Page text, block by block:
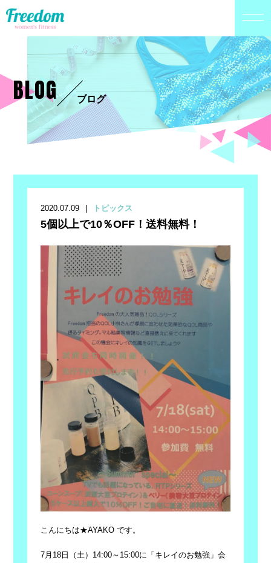
BLOG ブログ
2020.07.09 トピックス
5個以上で10％OFF！送料無料！
こんにちは★AYAKO です。
7月18日（土）14:00～15:00に「キレイのお勉強」会